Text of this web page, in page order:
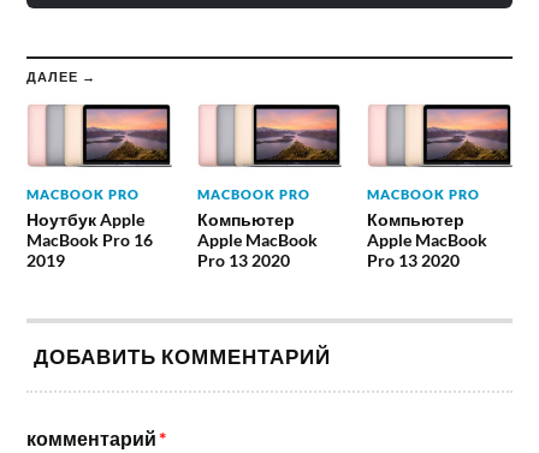
ДАЛЕЕ →
MACBOOK PRO
Ноутбук Apple
MacBook Pro 16
2019
MACBOOK PRO
Компьютер
Apple MacBook
Pro 13 2020
MACBOOK PRO
Компьютер
Apple MacBook
Pro 13 2020
ДОБАВИТЬ КОММЕНТАРИЙ
комментарий*